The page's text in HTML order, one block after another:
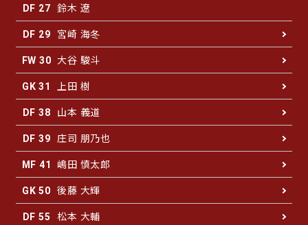
DF 27 鈴木 遼
DF 29 宮崎 海冬
FW 30 大谷 駿斗
GK 31 上田 樹
DF 38 山本 義道
DF 39 庄司 朋乃也
MF 41 嶋田 慎太郎
GK 50 後藤 大輝
DF 55 松本 大輔